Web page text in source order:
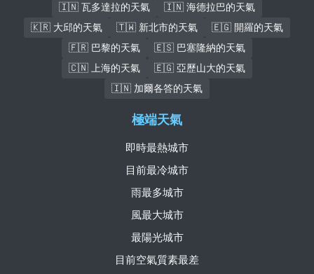
🇮🇳 瓦多達拉的天氣
🇮🇳 海德拉巴的天氣
🇰🇷 大邱的天氣
🇹🇼 新北市的天氣
🇪🇬 開羅的天氣
🇫🇷 巴黎的天氣
🇪🇸 巴塞隆納的天氣
🇨🇳 上海的天氣
🇪🇬 亞歷山大的天氣
🇮🇳 加爾各答的天氣
極端天氣
即時最熱城市
目前最冷城市
雨最多城市
風最大城市
最陽光城市
目前空氣質素最差